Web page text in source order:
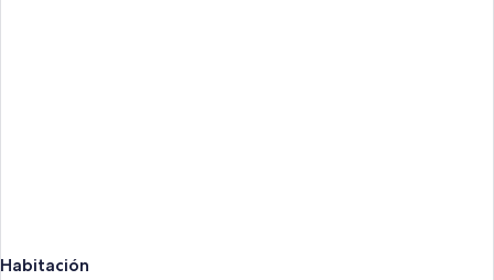
Habitación